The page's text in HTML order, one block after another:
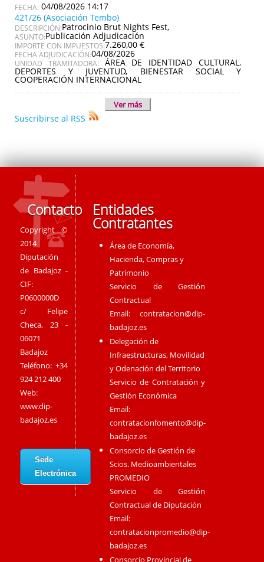
04/08/2026 14:17
421/26 (Asociación Tembo)
DESCRIPCIÓN:Patrocinio Brut Nights Fest,
ASUNTO:Publicación Adjudicación
IMPORTE CON IMPUESTOS:7.260,00 €
FECHA ADJUDICACIÓN:04/08/2026
UNIDAD TRAMITADORA: ÁREA DE IDENTIDAD CULTURAL,
DEPORTES Y JUVENTUD, BIENESTAR SOCIAL Y
COOPERACIÓN INTERNACIONAL
Ver más
Suscribirse al RSS
Contacto
Copyright ©
2014
Diputación
de Badajoz -
CIF:
P0600000D
c/ Felipe
Checa, 23 -
06071
Badajoz
Teléfono: +34
924 212 400
Web:
www.dip-
badajoz.es
Sede
Electrónica
Entidades
Contratantes
Área de Economía,
Hacienda, Compras y
Patrimonio
Servicio de Gestión
Contractual
Email:contratacion@dip-
badajoz.es
Delegación de
Infraestructuras, Movilidad
y Odenación del Territorio
Servicio de Contratación y
Gestión Económica
Email:
contratacionfomento@dip-
badajoz.es
Consorcio de Gestión de
Scios. Medioambientales
PROMEDIO
Servicio de Gestión
Contractual de Diputación
Email:
contratacionpromedio@dip-
badajoz.es
Consorcio Provincial de